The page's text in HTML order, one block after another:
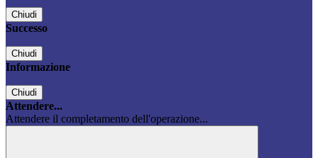
Chiudi
Successo
Chiudi
Informazione
Chiudi
Attendere...
Attendere il completamento dell'operazione...